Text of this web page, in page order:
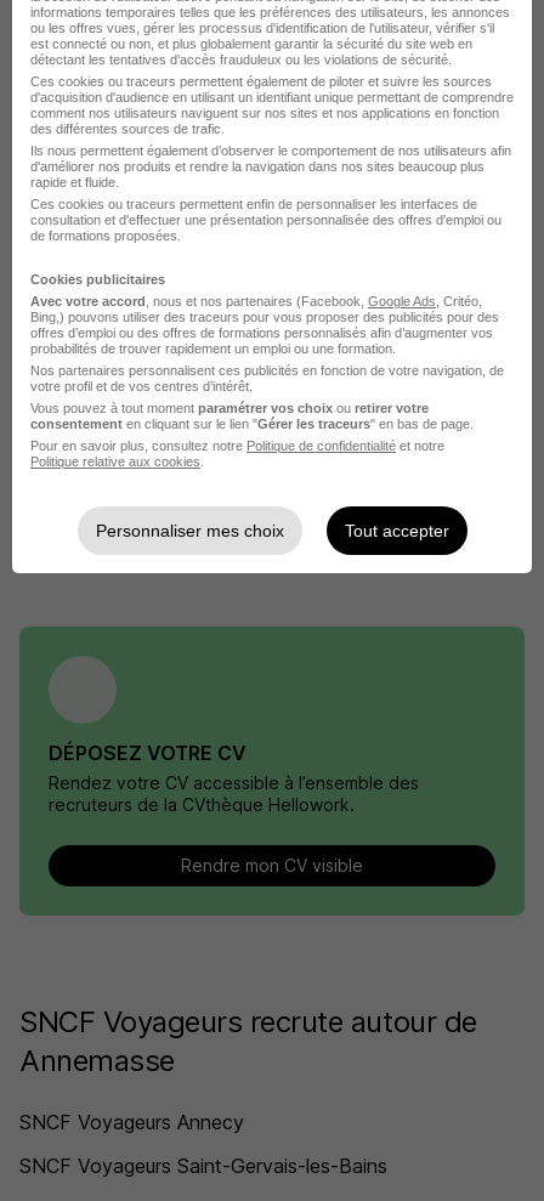
Formation BTS MS 2026 -
Maintenance Systèmes - Option
Dépannage Électrotechnique en
Alternance Annemasse H/F
Annemasse - 74
Temps partiel
9 100 - 21 192 € / an
Cette offre n’est plus disponible depuis le 24/07/26
Élargissez votre recherche chezSNCF Voyageursou
àAnnemasse
Entreprise Annemasse
DÉPOSEZ VOTRE CV
Rendez votre CV accessible à l’ensemble des
recruteurs de la CVthèque Hellowork.
Rendre mon CV visible
SNCF Voyageurs recrute autour de
Annemasse
SNCF Voyageurs Annecy
SNCF Voyageurs Saint-Gervais-les-Bains
informations temporaires telles que les préférences des utilisateurs, les annonces
ou les offres vues, gérer les processus d'identification de l'utilisateur, vérifier s'il
est connecté ou non, et plus globalement garantir la sécurité du site web en
détectant les tentatives d'accès frauduleux ou les violations de sécurité.
Ces cookies ou traceurs permettent également de piloter et suivre les sources
d'acquisition d'audience en utilisant un identifiant unique permettant de comprendre
comment nos utilisateurs naviguent sur nos sites et nos applications en fonction
des différentes sources de trafic.
Ils nous permettent également d’observer le comportement de nos utilisateurs afin
d'améliorer nos produits et rendre la navigation dans nos sites beaucoup plus
rapide et fluide.
Ces cookies ou traceurs permettent enfin de personnaliser les interfaces de
consultation et d'effectuer une présentation personnalisée des offres d'emploi ou
de formations proposées.
Cookies publicitaires
Avec votre accord , nous et nos partenaires (Facebook, Google Ads , Critéo,
Bing,) pouvons utiliser des traceurs pour vous proposer des publicités pour des
offres d’emploi ou des offres de formations personnalisés afin d’augmenter vos
probabilités de trouver rapidement un emploi ou une formation.
Nos partenaires personnalisent ces publicités en fonction de votre navigation, de
votre profil et de vos centres d’intérêt.
Vous pouvez à tout moment paramétrer vos choix ou retirer votre
consentement en cliquant sur le lien "Gérer les traceurs" en bas de page.
Pour en savoir plus, consultez notre Politique de confidentialité et notre
Politique relative aux cookies
Personnaliser mes choix Tout accepter